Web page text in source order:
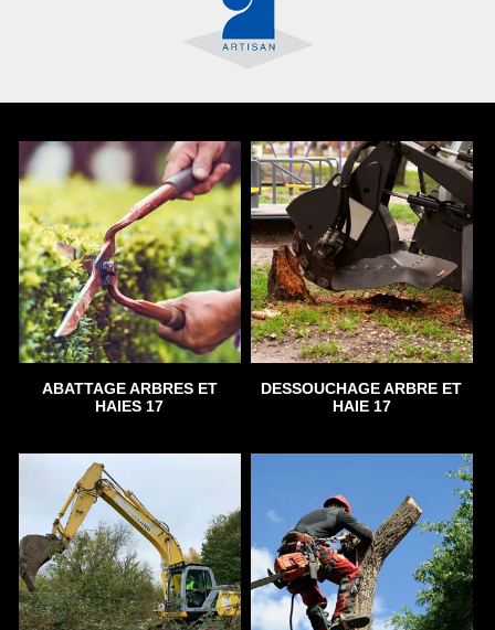
ABATTAGE ARBRES ET
HAIES 17
DESSOUCHAGE ARBRE ET
HAIE 17